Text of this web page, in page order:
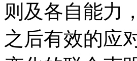
则及各自能力
之后有效的应